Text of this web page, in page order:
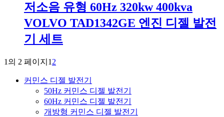
저소음 유형 60Hz 320kw 400kva
VOLVO TAD1342GE 엔진 디젤 발전
기 세트
1의 2 페이지 1 2
커민스 디젤 발전기
50Hz 커민스 디젤 발전기
60Hz 커민스 디젤 발전기
개방형 커민스 디젤 발전기